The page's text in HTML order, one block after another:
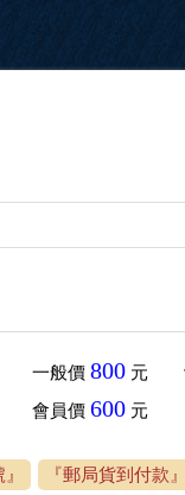
一般價 800元
會員價 600元
『郵局貨到付款』